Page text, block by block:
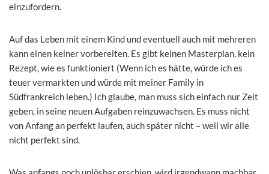
einzufordern.
Auf das Leben mit einem Kind und eventuell auch mit mehreren
kann einen keiner vorbereiten. Es gibt keinen Masterplan, kein
Rezept, wie es funktioniert (Wenn ich es hätte, würde ich es
teuer vermarkten und würde mit meiner Family in
Südfrankreich leben.) Ich glaube, man muss sich einfach nur Zeit
geben, in seine neuen Aufgaben reinzuwachsen. Es muss nicht
von Anfang an perfekt laufen, auch später nicht – weil wir alle
nicht perfekt sind.